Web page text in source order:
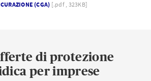
(CGA) [.pdf , 323KB]
di protezione
per imprese